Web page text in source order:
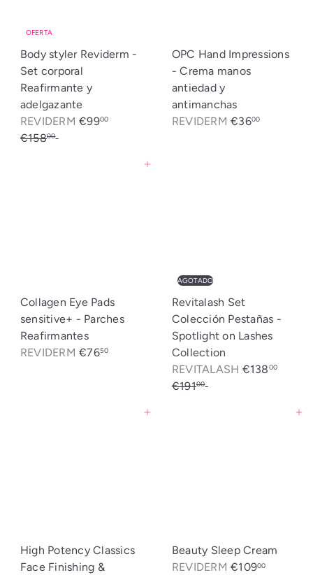
OFERTA
Body styler Reviderm -
Set corporal
Reafirmante y
adelgazante
REVIDERMP
r
t
a
€9900P
u
a
€15800 Ahorrado: €59
OPC Hand Impressions
- Crema manos
antiedad y
antimanchas
REVIDERM€3600
Agregar al carrito
Collagen Eye Pads
sensitive+ - Parches
Reafirmantes
REVIDERM€7650
AGOTADO
Revitalash Set
Colección Pestañas -
Spotlight on Lashes
Collection
REVITALASH P
r
t
€13800P
€19100 Ahorrado: €53
Agregar al carrito
High Potency Classics
Face Finishing &
Agregar al carrito
Beauty Sleep Cream
REVIDERM€10900